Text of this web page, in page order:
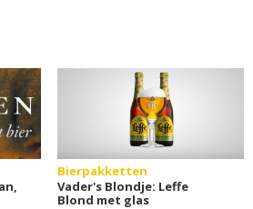
Bierpakketten
Vader's Blondje: Leffe
Blond met glas